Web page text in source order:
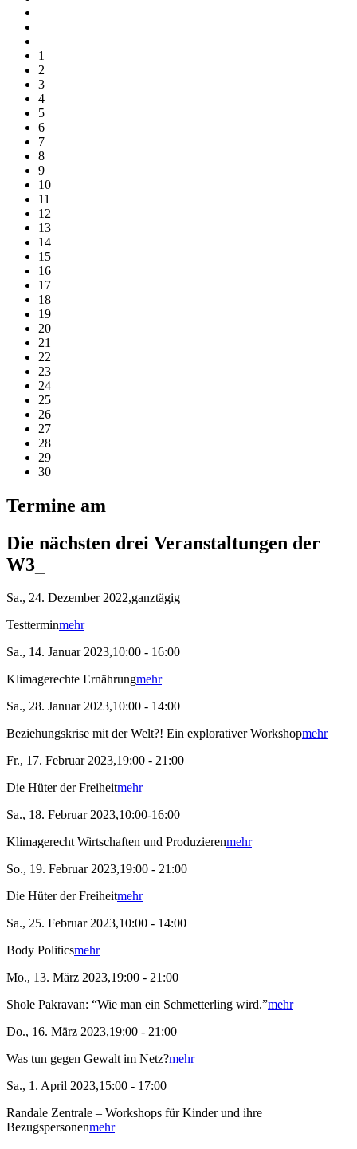
1
2
3
4
5
6
7
8
9
10
11
12
13
14
15
16
17
18
19
20
21
22
23
24
25
26
27
28
29
30
Termine am
Die nächsten drei Veranstaltungen der
W3_
Sa., 24. Dezember 2022,ganztägig
Testterminmehr
Sa., 14. Januar 2023,10:00 - 16:00
Klimagerechte Ernährungmehr
Sa., 28. Januar 2023,10:00 - 14:00
Beziehungskrise mit der Welt?! Ein explorativer Workshopmehr
Fr., 17. Februar 2023,19:00 - 21:00
Die Hüter der Freiheitmehr
Sa., 18. Februar 2023,10:00-16:00
Klimagerecht Wirtschaften und Produzierenmehr
So., 19. Februar 2023,19:00 - 21:00
Die Hüter der Freiheitmehr
Sa., 25. Februar 2023,10:00 - 14:00
Body Politicsmehr
Mo., 13. März 2023,19:00 - 21:00
Shole Pakravan: “Wie man ein Schmetterling wird.”mehr
Do., 16. März 2023,19:00 - 21:00
Was tun gegen Gewalt im Netz?mehr
Sa., 1. April 2023,15:00 - 17:00
Randale Zentrale – Workshops für Kinder und ihre
Bezugspersonenmehr